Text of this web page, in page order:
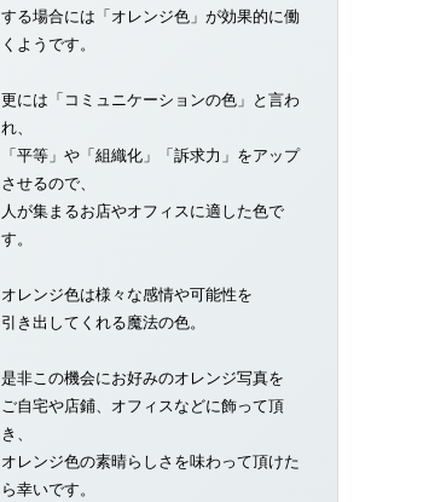
する場合には「オレンジ色」が効果的に働
くようです。
更には「コミュニケーションの色」と言わ
れ、
「平等」や「組織化」「訴求力」をアップ
させるので、
人が集まるお店やオフィスに適した色で
す。
オレンジ色は様々な感情や可能性を
引き出してくれる魔法の色。
是非この機会にお好みのオレンジ写真を
ご自宅や店鋪、オフィスなどに飾って頂
き、
オレンジ色の素晴らしさを味わって頂けた
ら幸いです。